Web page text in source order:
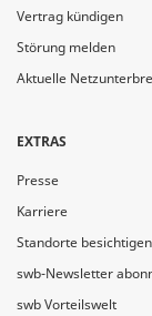
Vertrag kündigen
Störung melden
Aktuelle
EXTRAS
Presse
Karriere
Standorte besichtigen
swb-Newsletter
swb Vorteilswelt